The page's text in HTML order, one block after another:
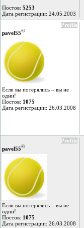
Постов: 5253
Дата регистрации: 24.05.2003
Profile
pavel55©
Если вы потерялись – вы не
одни!
Постов: 1075
Дата регистрации: 26.03.2008
Profile
pavel55©
Если вы потерялись – вы не
одни!
Постов: 1075
Дата регистрации: 26.03.2008